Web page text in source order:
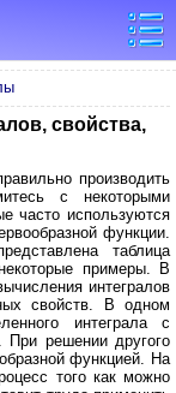
свойства,
производить
с некоторыми
часто используются
функции.
таблица
примеры. В
интегралов
свойств. В одном
интеграла с
При решении другого
функцией. На
того как можно